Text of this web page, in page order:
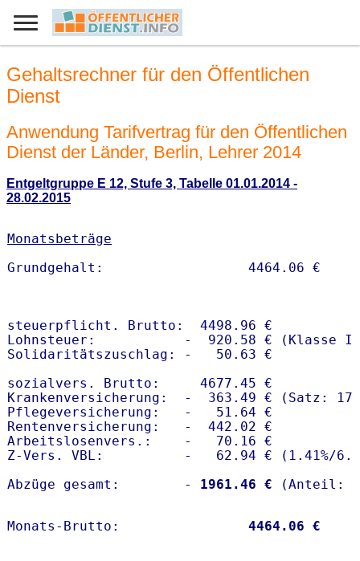
Gehaltsrechner für den Öffentlichen
Dienst
Anwendung Tarifvertrag für den Öffentlichen
Dienst der Länder, Berlin, Lehrer 2014
Entgeltgruppe E 12, Stufe 3, Tabelle 01.01.2014 -
28.02.2015
Monatsbeträge
steuerpflicht. Brutto:  4498.96 €
Lohnsteuer:           -  920.58 € (Klasse I)
Solidaritätszuschlag: -   50.63 €
sozialvers. Brutto:     4677.45 €
Krankenversicherung:  -  363.49 € (Satz:
Pflegeversicherung:   -   51.64 €
Rentenversicherung:   -  442.02 €
Arbeitslosenvers.:    -   70.16 €
Z-Vers. VBL:          -   62.94 € ( 1.41%/
Abzüge gesamt:        -
1961.46 €
Monats-Brutto: 4464.06 €